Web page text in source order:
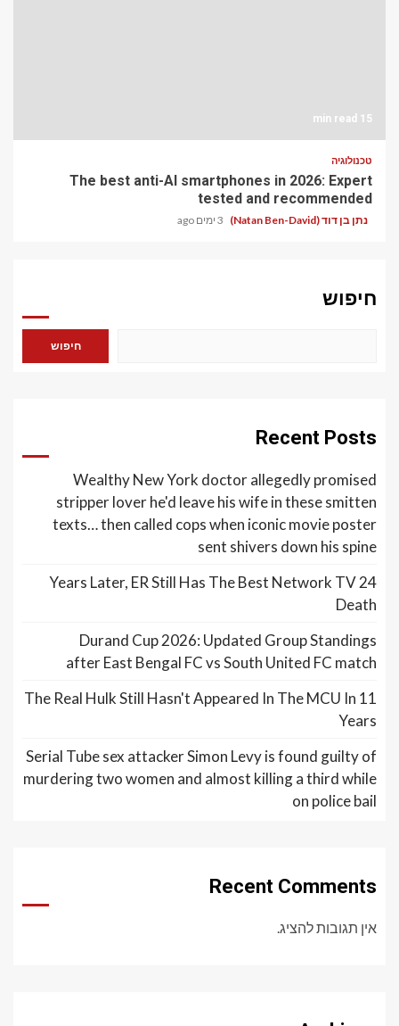
15 min read
טכנולוגיה
The best anti-AI smartphones in 2026: Expert
tested and recommended
נתן בן דוד (Natan Ben-David) 3 ימים ago
חיפוש
חיפוש
Recent Posts
Wealthy New York doctor allegedly promised
stripper lover he'd leave his wife in these smitten
texts… then called cops when iconic movie poster
sent shivers down his spine
24 Years Later, ER Still Has The Best Network TV
Death
Durand Cup 2026: Updated Group Standings
after East Bengal FC vs South United FC match
The Real Hulk Still Hasn't Appeared In The MCU In 11
Years
Serial Tube sex attacker Simon Levy is found guilty of
murdering two women and almost killing a third while
on police bail
Recent Comments
אין תגובות להציג.